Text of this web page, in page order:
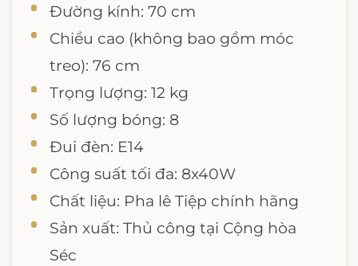
Đường kính: 70 cm
Chiều cao (không bao gồm móc
treo): 76 cm
Trọng lượng: 12 kg
Số lượng bóng: 8
Đui đèn: E14
Công suất tối đa: 8x40W
Chất liệu: Pha lê Tiệp chính hãng
Sản xuất: Thủ công tại Cộng hòa
Séc